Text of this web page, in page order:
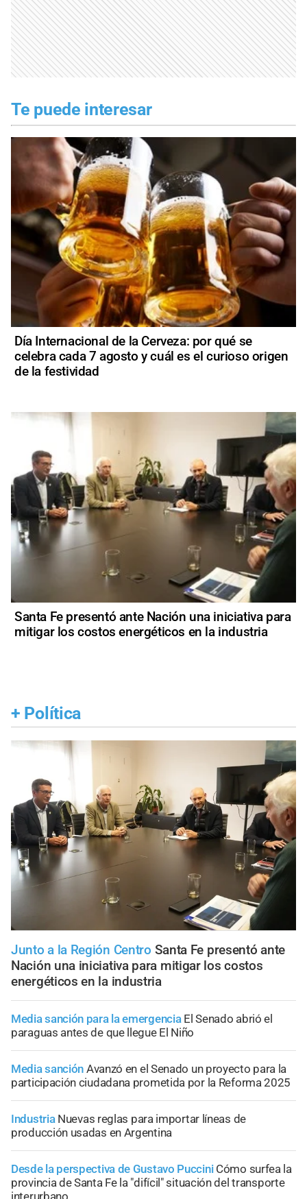
Te puede interesar
Día Internacional de la Cerveza: por qué se
celebra cada 7 agosto y cuál es el curioso origen
de la festividad
Santa Fe presentó ante Nación una iniciativa para
mitigar los costos energéticos en la industria
+ Política
Junto a la Región Centro Santa Fe presentó ante
Nación una iniciativa para mitigar los costos
energéticos en la industria
Media sanción para la emergencia El Senado abrió el
paraguas antes de que llegue El Niño
Media sanción Avanzó en el Senado un proyecto para la
participación ciudadana prometida por la Reforma 2025
Industria Nuevas reglas para importar líneas de
producción usadas en Argentina
Desde la perspectiva de Gustavo Puccini Cómo surfea la
provincia de Santa Fe la "difícil" situación del transporte